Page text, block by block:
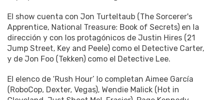
El show cuenta con Jon Turteltaub (The Sorcerer's
Apprentice, National Treasure: Book of Secrets) en la
dirección y con los protagónicos de Justin Hires (21
Jump Street, Key and Peele) como el Detective Carter,
y de Jon Foo (Tekken) como el Detective Lee.
El elenco de ‘Rush Hour’ lo completan Aimee García
(RoboCop, Dexter, Vegas), Wendie Malick (Hot in